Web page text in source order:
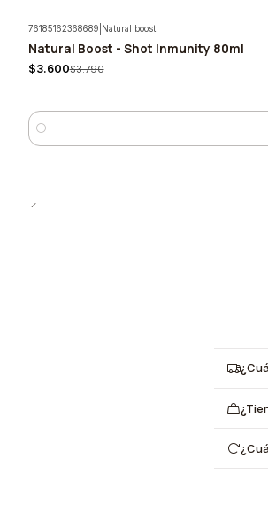
-5%
76185162368689 Natural boost
Natural Boost - Shot Inmunity 80ml
$3.600$3.790
Cantidad